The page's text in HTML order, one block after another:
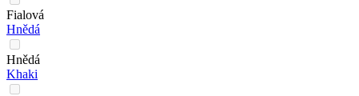
Fialová
Hnědá
Hnědá
Khaki